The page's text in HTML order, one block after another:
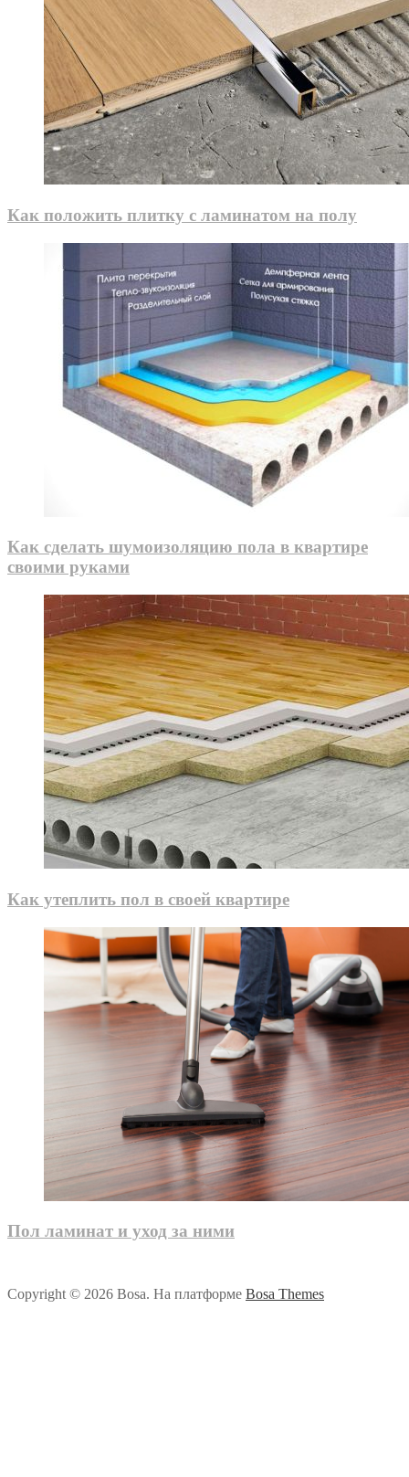
Как положить плитку с ламинатом на полу
Как сделать шумоизоляцию пола в квартире
своими руками
Как утеплить пол в своей квартире
Пол ламинат и уход за ними
Copyright © 2026 Bosa. На платформе Bosa Themes